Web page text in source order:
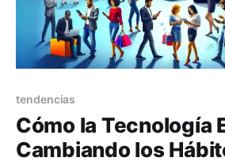
tendencias
Cómo la Tecnología
Cambiando los